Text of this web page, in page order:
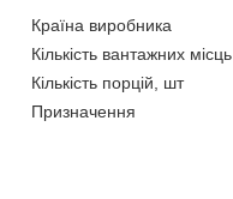
Країна виробника
Кількість вантажних місць
Кількість порцій, шт
Призначення